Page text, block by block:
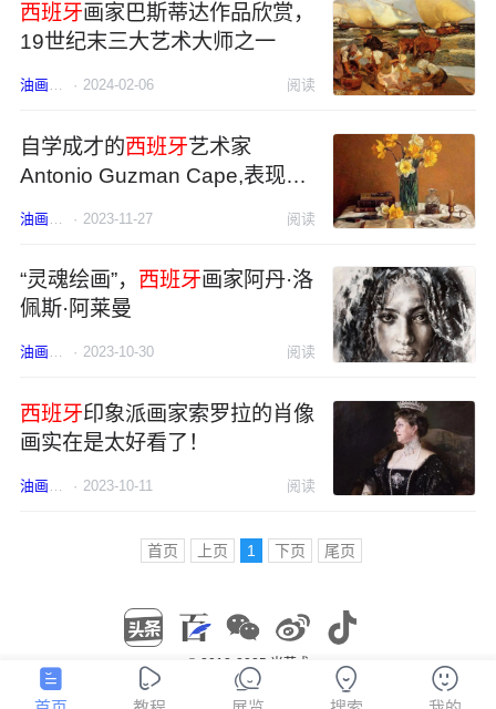
西班牙画家巴斯蒂达作品欣赏，
19世纪末三大艺术大师之一
油画西班牙
· 2024-02-06 阅读
自学成才的西班牙艺术家
Antonio Guzman Cape,表现出
西班牙
· 2023-11-27 阅读
“灵魂绘画”， 西班牙画家阿丹·洛
佩斯·阿莱曼
油画人物 西班牙
· 2023-10-30 阅读
西班牙印象派画家索罗拉的肖像
画实在是太好看了！
油画人物 印象派 西班牙
· 2023-10-11 阅读
首页 上页 1 下页 尾页
© 2012-2025 米艺术
陕ICP备12008717号
陕公网安备 61030502000103号